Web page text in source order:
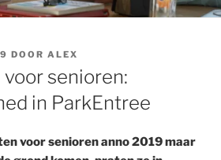
DOOR ALEX
senioren:
in ParkEntree
voor senioren anno 2019 maar